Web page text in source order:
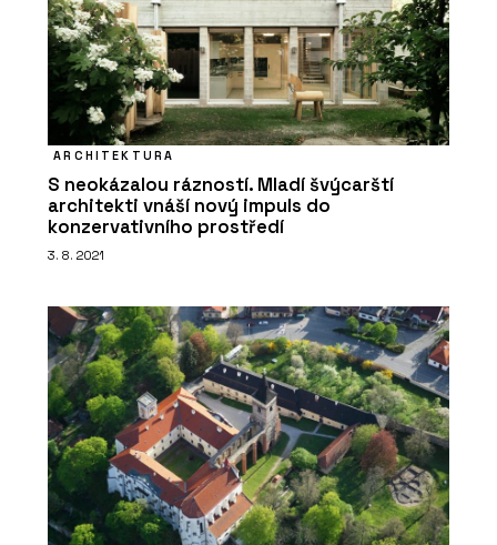
PRODUKTY
Pórobetonový stavební materiál
Ytong - Xella
SLUŽBY
Rekonstrukce - Xella
ARCHITEKTURA
S neokázalou rázností. Mladí švýcarští
architekti vnáší nový impuls do
konzervativního prostředí
3. 8. 2021